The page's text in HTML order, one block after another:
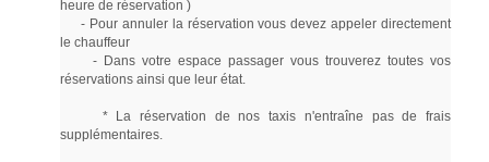
heure de réservation )
- Pour annuler la réservation vous devez appeler directement
le chauffeur
- Dans votre espace passager vous trouverez toutes vos
réservations ainsi que leur état.
* La réservation de nos taxis n'entraîne pas de frais
supplémentaires.